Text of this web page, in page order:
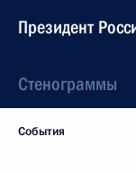
Президент
Стенограммы
События